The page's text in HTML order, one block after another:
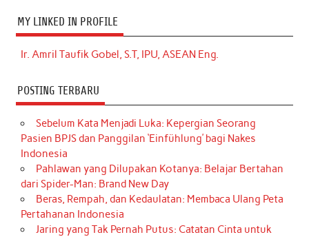
MY LINKED IN PROFILE
Ir. Amril Taufik Gobel, S.T, IPU, ASEAN Eng.
POSTING TERBARU
Sebelum Kata Menjadi Luka: Kepergian Seorang
Pasien BPJS dan Panggilan ‘Einfühlung’ bagi Nakes
Indonesia
Pahlawan yang Dilupakan Kotanya: Belajar Bertahan
dari Spider-Man: Brand New Day
Beras, Rempah, dan Kedaulatan: Membaca Ulang Peta
Pertahanan Indonesia
Jaring yang Tak Pernah Putus: Catatan Cinta untuk